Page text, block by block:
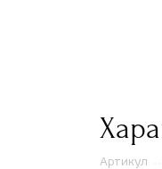
Артикул